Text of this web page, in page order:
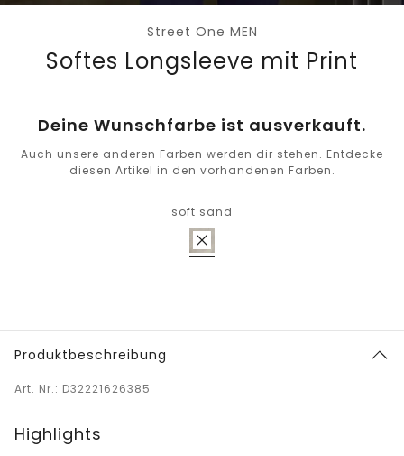
Street One MEN
Softes Longsleeve mit Print
Deine Wunschfarbe ist ausverkauft.
Auch unsere anderen Farben werden dir stehen. Entdecke
diesen Artikel in den vorhandenen Farben.
soft sand
Produktbeschreibung
Art. Nr.: D32221626385
Highlights